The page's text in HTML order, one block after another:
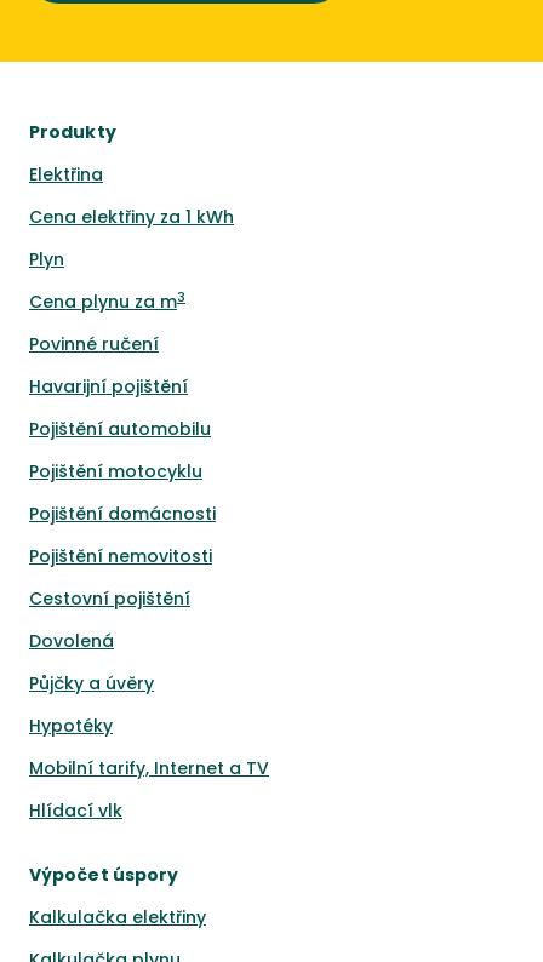
Produkty
Elektřina
Cena elektřiny za 1 kWh
Plyn
Cena plynu za m3
Povinné ručení
Havarijní pojištění
Pojištění automobilu
Pojištění motocyklu
Pojištění domácnosti
Pojištění nemovitosti
Cestovní pojištění
Dovolená
Půjčky a úvěry
Hypotéky
Mobilní tarify, Internet a TV
Hlídací vlk
Výpočet úspory
Kalkulačka elektřiny